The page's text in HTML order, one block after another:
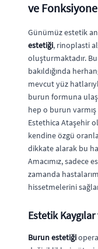
ve
Günümüz estetik
estetiği, rinoplasti
oluşturmaktadır. Bu
bakıldığında
mevcut yüz
burun formuna
hep o burun
Estethica Ataşehir
kendine özgü
dikkate alarak bu
Amacımız, sadece
zamanda
hissetmelerini
Estetik
Burun estetiği